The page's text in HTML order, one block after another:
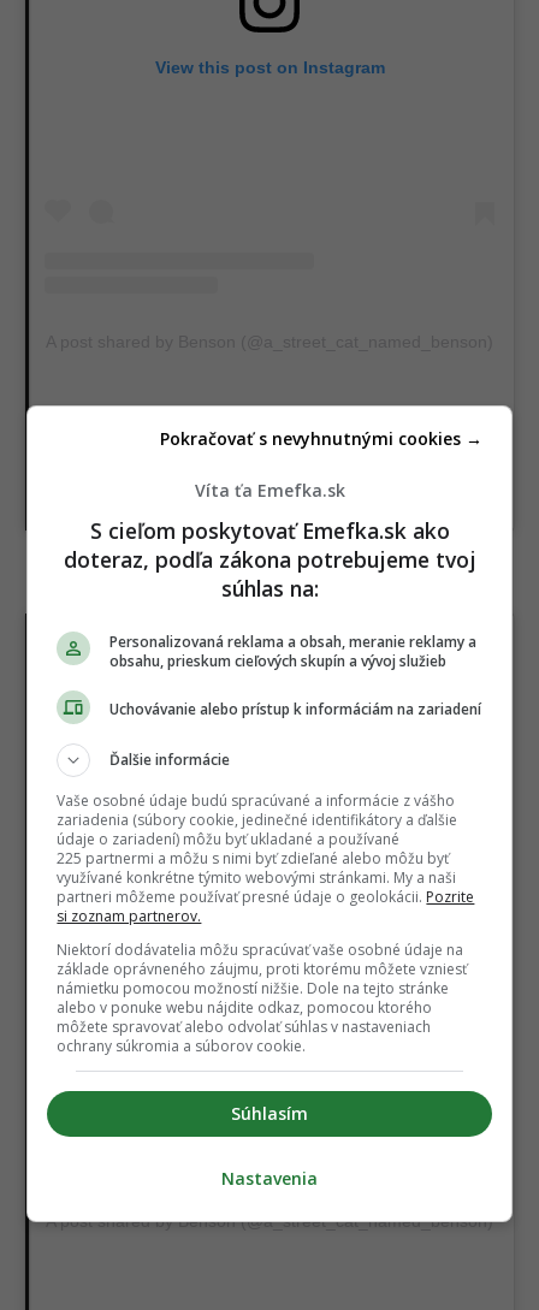
View this post on Instagram
8.
View this post on Instagram
A post shared by Benson (@a_street_cat_named_benson)
Víta ťa Emefka.sk
S cieľom poskytovať Emefka.sk ako
doteraz, podľa zákona potrebujeme tvoj
súhlas na:
Personalizovaná reklama a obsah, meranie reklamy a
obsahu, prieskum cieľových skupín a vývoj služieb
Uchovávanie alebo prístup k informáciám na zariadení
Ďalšie informácie
Vaše osobné údaje budú spracúvané a informácie z vášho
zariadenia (súbory cookie, jedinečné identifikátory a ďalšie
údaje o zariadení) môžu byť ukladané a používané
225 partnermi a môžu s nimi byť zdieľané alebo môžu byť
využívané konkrétne týmito webovými stránkami. My a naši
partneri môžeme používať presné údaje o geolokácii. Pozrite
si zoznam partnerov.
Niektorí dodávatelia môžu spracúvať vaše osobné údaje na
základe oprávneného záujmu, proti ktorému môžete vzniesť
námietku pomocou možností nižšie. Dole na tejto stránke
alebo v ponuke webu nájdite odkaz, pomocou ktorého
môžete spravovať alebo odvolať súhlas v nastaveniach
ochrany súkromia a súborov cookie.
Súhlasím
Pokračovať s nevyhnutnými cookies →
Nastavenia